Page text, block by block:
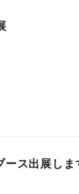
ース出展しま